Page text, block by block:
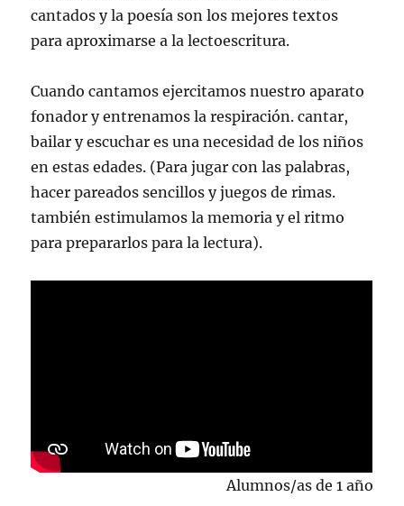
cantados y la poesía son los mejores textos
para aproximarse a la lectoescritura.
Cuando cantamos ejercitamos nuestro aparato
fonador y entrenamos la respiración. cantar,
bailar y escuchar es una necesidad de los niños
en estas edades. (Para jugar con las palabras,
hacer pareados sencillos y juegos de rimas.
también estimulamos la memoria y el ritmo
para prepararlos para la lectura).
Alumnos/as de 1 año